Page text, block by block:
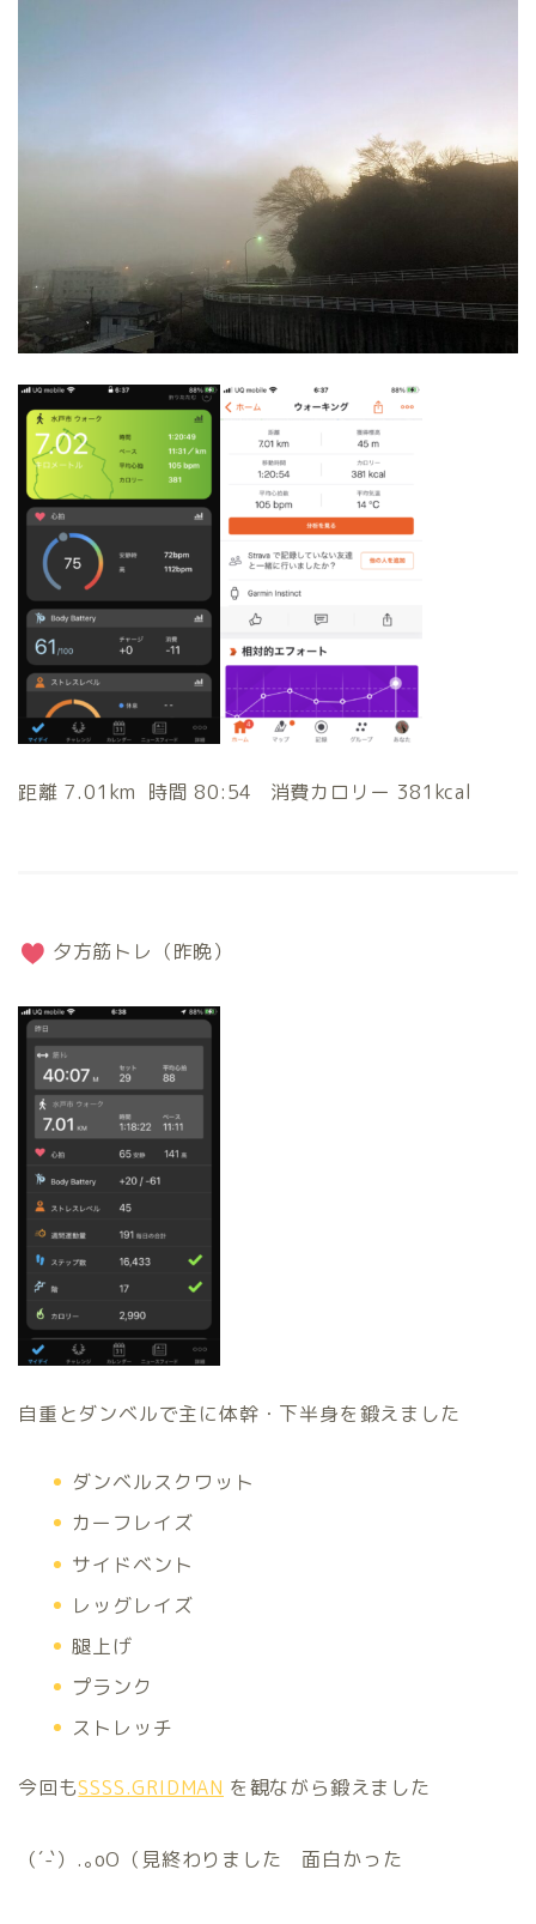
距離 7.01km 時間 80:54 消費カロリー 381kcal
夕方筋トレ（昨晩）
自重とダンベルで主に体幹・下半身を鍛えました
ダンベルスクワット
カーフレイズ
サイドベント
レッグレイズ
腿上げ
プランク
ストレッチ
今回もSSSS.GRIDMAN を観ながら鍛えました
（´-`）.｡oO（見終わりました 面白かった